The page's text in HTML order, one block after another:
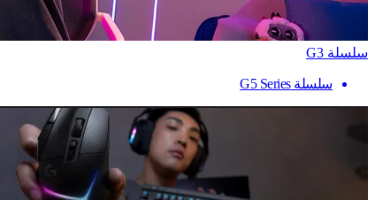
سلسلة G3
سلسلة G5 Series